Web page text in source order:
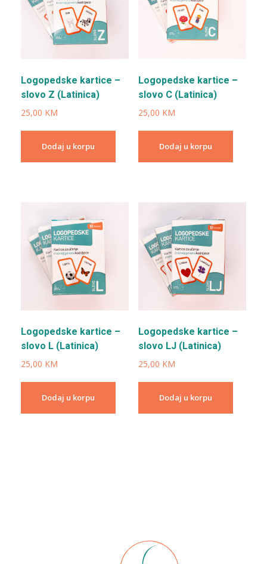
Logopedske kartice –
slovo Z (Latinica)
25,00 KM
Dodaj u korpu
Logopedske kartice –
slovo C (Latinica)
25,00 KM
Dodaj u korpu
Logopedske kartice –
slovo L (Latinica)
25,00 KM
Dodaj u korpu
Logopedske kartice –
slovo LJ (Latinica)
25,00 KM
Dodaj u korpu